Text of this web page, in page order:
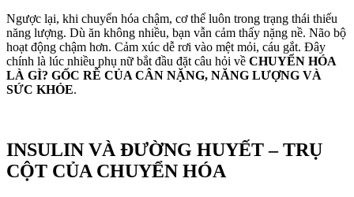
Ngược lại, khi chuyển hóa chậm, cơ thể luôn trong trạng thái thiếu
năng lượng. Dù ăn không nhiều, bạn vẫn cảm thấy nặng nề. Não bộ
hoạt động chậm hơn. Cảm xúc dễ rơi vào mệt mỏi, cáu gắt. Đây
chính là lúc nhiều phụ nữ bắt đầu đặt câu hỏi về CHUYỂN HÓA
LÀ GÌ? GỐC RỄ CỦA CÂN NẶNG, NĂNG LƯỢNG VÀ
SỨC KHỎE.
INSULIN VÀ ĐƯỜNG HUYẾT – TRỤ
CỘT CỦA CHUYỂN HÓA